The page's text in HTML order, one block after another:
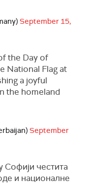
September 15,
the Day of
National Flag at
a joyful
the homeland
September
Софији честита
и националне